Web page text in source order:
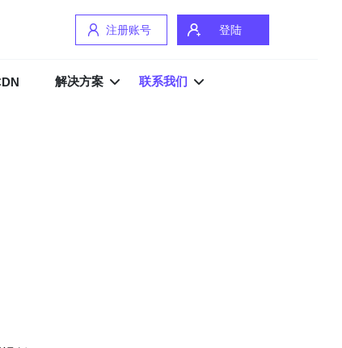
注册账号 登陆
解决方案 联系我们